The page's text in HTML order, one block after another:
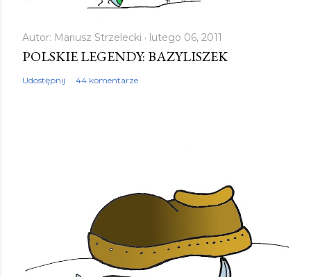
Autor: Mariusz Strzelecki lutego 06, 2011
POLSKIE LEGENDY: BAZYLISZEK
Udostępnij 44 komentarze